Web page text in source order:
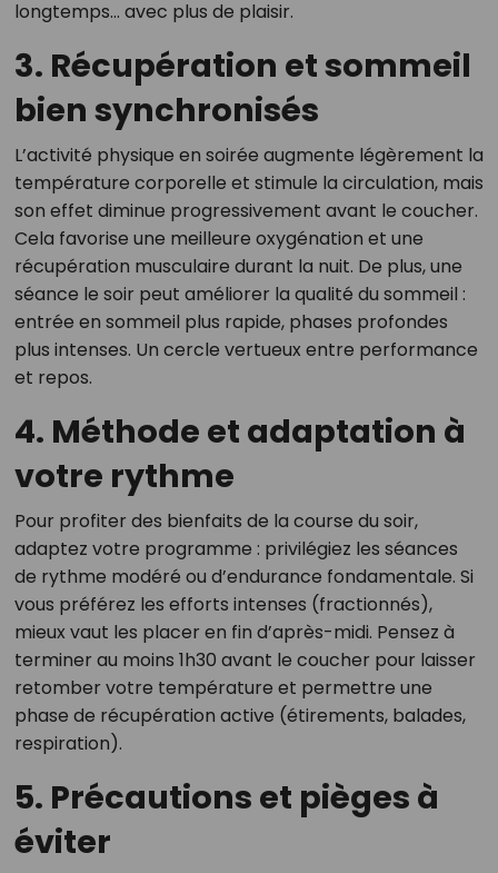
longtemps… avec plus de plaisir.
3. Récupération et sommeil
bien synchronisés
L’activité physique en soirée augmente légèrement la
température corporelle et stimule la circulation, mais
son effet diminue progressivement avant le coucher.
Cela favorise une meilleure oxygénation et une
récupération musculaire durant la nuit. De plus, une
séance le soir peut améliorer la qualité du sommeil :
entrée en sommeil plus rapide, phases profondes
plus intenses. Un cercle vertueux entre performance
et repos.
4. Méthode et adaptation à
votre rythme
Pour profiter des bienfaits de la course du soir,
adaptez votre programme : privilégiez les séances
de rythme modéré ou d’endurance fondamentale. Si
vous préférez les efforts intenses (fractionnés),
mieux vaut les placer en fin d’après-midi. Pensez à
terminer au moins 1h30 avant le coucher pour laisser
retomber votre température et permettre une
phase de récupération active (étirements, balades,
respiration).
5. Précautions et pièges à
éviter